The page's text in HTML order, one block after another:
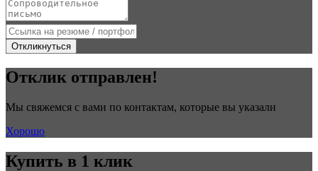
Откликнуться
Отклик отправлен!
Мы свяжемся с вами по контактам, которые вы указали
Хорошо
Купить в 1 клик